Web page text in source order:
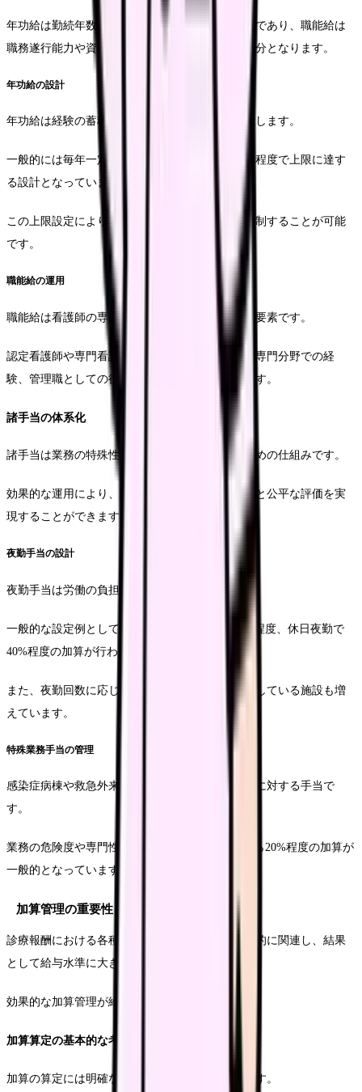
年功給は勤続年数に応じて自動的に上昇する部分であり、職能給は
職務遂行能力や資格取得状況に応じて変動する部分となります。
年功給の設計
年功給は経験の蓄積を評価する仕組みとして機能します。
一般的には毎年一定額が加算され、20年から25年程度で上限に達す
る設計となっています。
この上限設定により、人件費の将来的な増大を抑制することが可能
です。
職能給の運用
職能給は看護師の専門性や技能を評価する重要な要素です。
認定看護師や専門看護師などの資格取得、特定の専門分野での経
験、管理職としての役割などが評価対象となります。
諸手当の体系化
諸手当は業務の特殊性や負担を適切に評価するための仕組みです。
効果的な運用により、職員のモチベーション向上と公平な評価を実
現することができます。
夜勤手当の設計
夜勤手当は労働の負担度を考慮して設定されます。
一般的な設定例として、平日夜勤で基本給の30%程度、休日夜勤で
40%程度の加算が行われます。
また、夜勤回数に応じた段階的な増額制度を導入している施設も増
えています。
特殊業務手当の管理
感染症病棟や救急外来などの特殊な環境での勤務に対する手当で
す。
業務の危険度や専門性に応じて、基本給の10%から20%程度の加算が
一般的となっています。
加算管理の重要性
診療報酬における各種加算は、病院の収益と直接的に関連し、結果
として給与水準に大きな影響を与えます。
効果的な加算管理が給与管理の要となります。
加算算定の基本的な考え方
加算の算定には明確な基準と記録の管理が必要です。